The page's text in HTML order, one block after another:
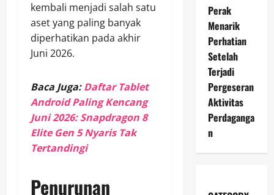
kembali menjadi salah satu
aset yang paling banyak
diperhatikan pada akhir
Juni 2026.
Baca Juga: Daftar Tablet
Android Paling Kencang
Juni 2026: Snapdragon 8
Elite Gen 5 Nyaris Tak
Tertandingi
Penurunan
Perak
Menarik
Perhatian
Setelah
Terjadi
Pergeseran
Aktivitas
Perdaganga
n